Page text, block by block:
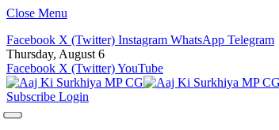
Close Menu
Facebook X (Twitter) Instagram WhatsApp Telegram
Thursday, August 6
Facebook X (Twitter)YouTube
Subscribe Login